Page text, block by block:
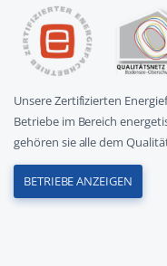
Unsere Zertifizierten
Betriebe im Bereich
gehören sie alle dem
BETRIEBE ANZEIGEN